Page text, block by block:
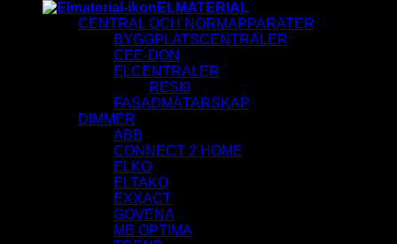
ELMATERIAL
CENTRAL OCH NORMAPPARATER
BYGGPLATSCENTRALER
CEE-DON
ELCENTRALER
RESI9
FASADMÄTARSKAP
DIMMER
ABB
CONNECT 2 HOME
ELKO
ELTAKO
EXXACT
GOVENA
MB OPTIMA